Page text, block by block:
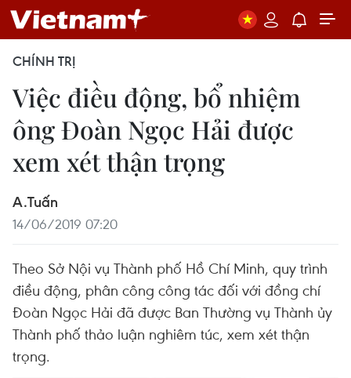
CHÍNH TRỊ
Việc điều động, bổ nhiệm
ông Đoàn Ngọc Hải được
xem xét thận trọng
A.Tuấn
14/06/2019 07:20
Theo Sở Nội vụ Thành phố Hồ Chí Minh, quy trình
điều động, phân công công tác đối với đồng chí
Đoàn Ngọc Hải đã được Ban Thường vụ Thành ủy
Thành phố thảo luận nghiêm túc, xem xét thận
trọng.